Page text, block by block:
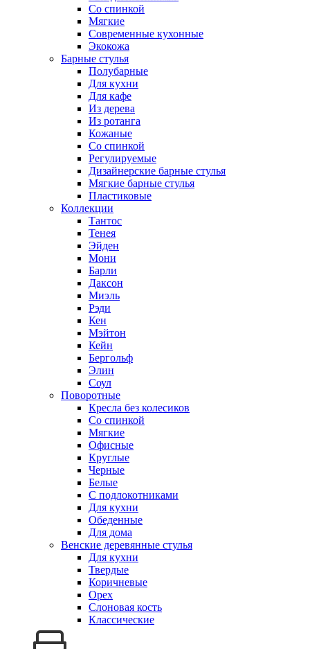
Со спинкой
Мягкие
Современные кухонные
Экокожа
Барные стулья
Полубарные
Для кухни
Для кафе
Из дерева
Из ротанга
Кожаные
Со спинкой
Регулируемые
Дизайнерские барные стулья
Мягкие барные стулья
Пластиковые
Коллекции
Тантос
Тенея
Эйден
Мони
Барли
Даксон
Миэль
Рэди
Кен
Мэйтон
Кейн
Бергольф
Элин
Соул
Поворотные
Кресла без колесиков
Со спинкой
Мягкие
Офисные
Круглые
Черные
Белые
С подлокотниками
Для кухни
Обеденные
Для дома
Венские деревянные стулья
Для кухни
Твердые
Коричневые
Орех
Слоновая кость
Классические